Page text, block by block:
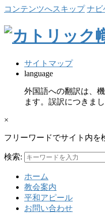
コンテンツへスキップ ナビ
サイトマップ
language
外国語への翻訳は、
ます。誤訳につきま
×
フリーワードでサイト内を
検索:
ホーム
教会案内
平和アピール
お問い合わせ